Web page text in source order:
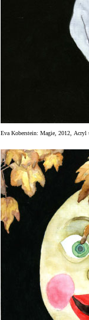
Eva Koberstein: Magie, 2012, Acryl